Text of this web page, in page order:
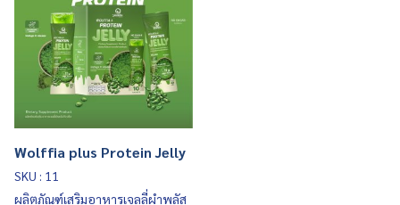
Wolffia plus Protein Jelly
SKU : 11
ผลิตภัณฑ์เสริมอาหารเจลลี่ผำพลัส